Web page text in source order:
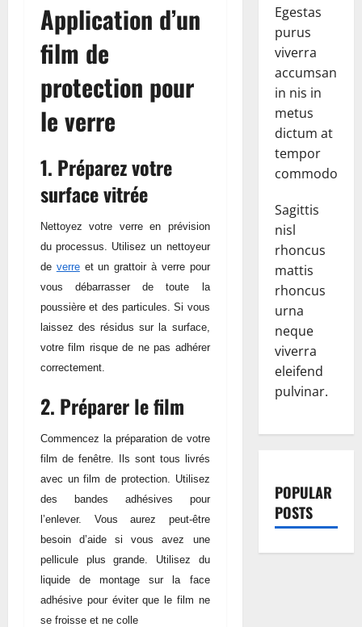
Application d’un
film de
protection pour
le verre
1. Préparez votre
surface vitrée
Nettoyez votre verre en prévision
du processus. Utilisez un nettoyeur
de verreet un grattoir à verre pour
vous débarrasser de toute la
poussière et des particules. Si vous
laissez des résidus sur la surface,
votre film risque de ne pas adhérer
correctement.
2. Préparer le film
Commencez la préparation de votre
film de fenêtre. Ils sont tous livrés
avec un film de protection. Utilisez
des bandes adhésives pour
l’enlever. Vous aurez peut-être
besoin d’aide si vous avez une
pellicule plus grande. Utilisez du
liquide de montage sur la face
adhésive pour éviter que le film ne
se froisse et ne colle
Egestas
purus
viverra
accumsan
in nis in
metus
dictum at
tempor
commodo.
Sagittis
nisl
rhoncus
mattis
rhoncus
urna
neque
viverra
eleifend
pulvinar.
POPULAR
POSTS